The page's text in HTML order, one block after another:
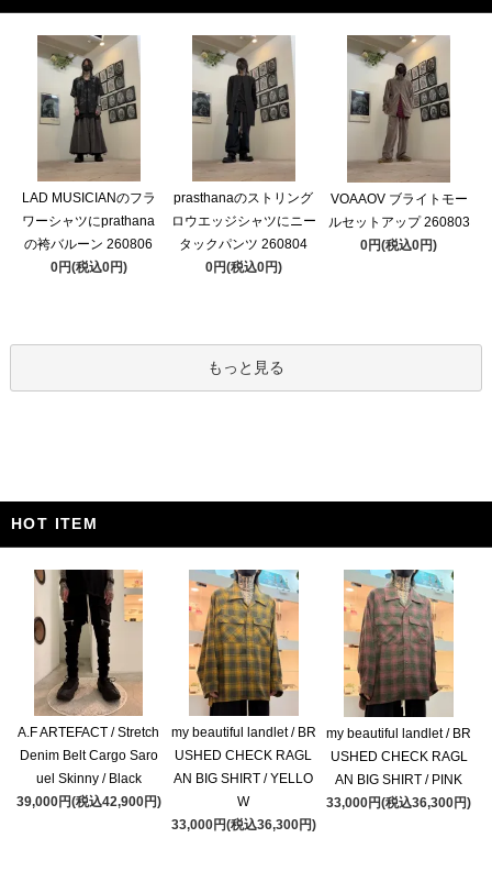
LAD MUSICIANのフラ
ワーシャツにprathana
の袴バルーン 260806
0円(税込0円)
prasthanaのストリング
ロウエッジシャツにニー
タックパンツ 260804
0円(税込0円)
VOAAOV ブライトモー
ルセットアップ 260803
0円(税込0円)
もっと見る
HOT ITEM
A.F ARTEFACT / Stretch
Denim Belt Cargo Saro
uel Skinny / Black
39,000円(税込42,900円)
my beautiful landlet / BR
USHED CHECK RAGL
AN BIG SHIRT / YELLO
W
33,000円(税込36,300円)
my beautiful landlet / BR
USHED CHECK RAGL
AN BIG SHIRT / PINK
33,000円(税込36,300円)